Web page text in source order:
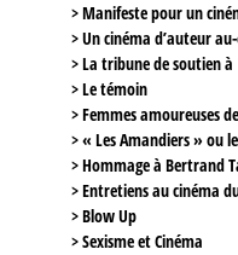
> Manifeste pour un
> Un cinéma d’auteur
> La tribune de soutien
> Le témoin
> Femmes amoureuses
> « Les Amandiers » ou
> Hommage à Bertrand
> Entretiens au cinéma
> Blow Up
> Sexisme et Cinéma